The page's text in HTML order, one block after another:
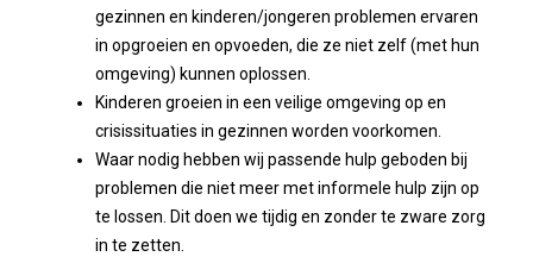
gezinnen en kinderen/jongeren problemen ervaren
in opgroeien en opvoeden, die ze niet zelf (met hun
omgeving) kunnen oplossen.
Kinderen groeien in een veilige omgeving op en
crisissituaties in gezinnen worden voorkomen.
Waar nodig hebben wij passende hulp geboden bij
problemen die niet meer met informele hulp zijn op
te lossen. Dit doen we tijdig en zonder te zware zorg
in te zetten.